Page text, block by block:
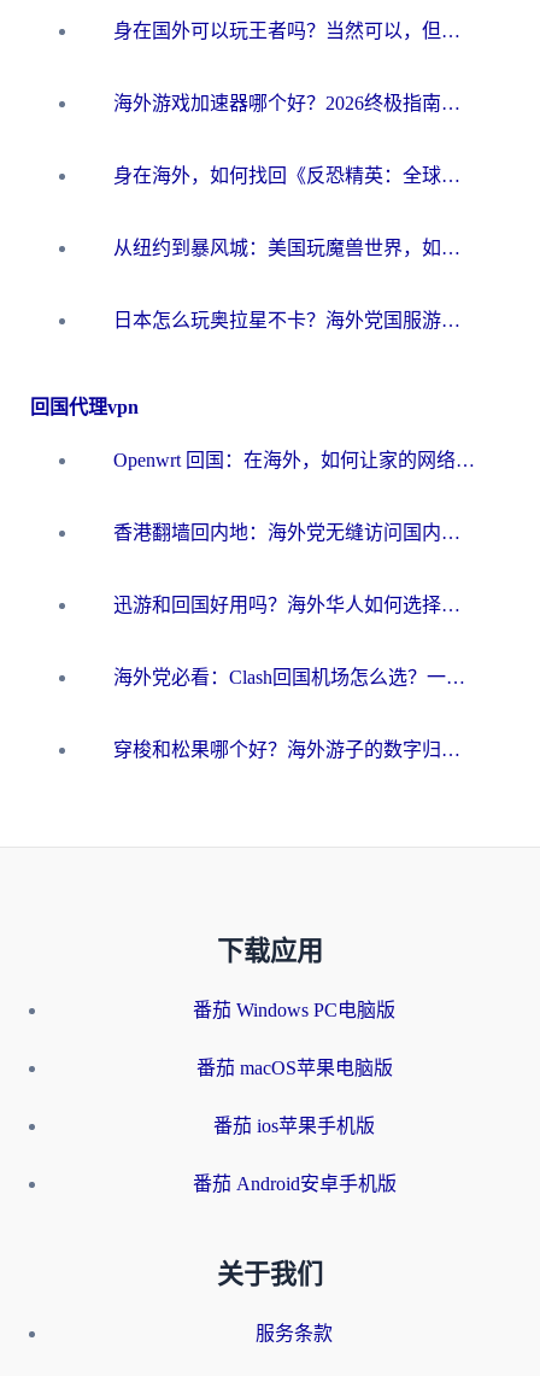
身在国外可以玩王者吗？当然可以，但你需要这份“加速”指南
海外游戏加速器哪个好？2026终极指南帮你畅玩国服+解决卡顿难题
身在海外，如何找回《反恐精英：全球攻势》国服的丝滑手感？一份给你的终极指南
从纽约到暴风城：美国玩魔兽世界，如何找到你的最佳网络航线
日本怎么玩奥拉星不卡？海外党国服游戏加速器选择全攻略
回国代理vpn
Openwrt 回国：在海外，如何让家的网络触手可及
香港翻墙回内地：海外党无缝访问国内资源的加速器选择全攻略
迅游和回国好用吗？海外华人如何选择靠谱的回国加速器
海外党必看：Clash回国机场怎么选？一篇搞定无缝访问国内资源的全攻略
穿梭和松果哪个好？海外游子的数字归乡路，到底该怎么选
下载应用
番茄 Windows PC电脑版
番茄 macOS苹果电脑版
番茄 ios苹果手机版
番茄 Android安卓手机版
关于我们
服务条款